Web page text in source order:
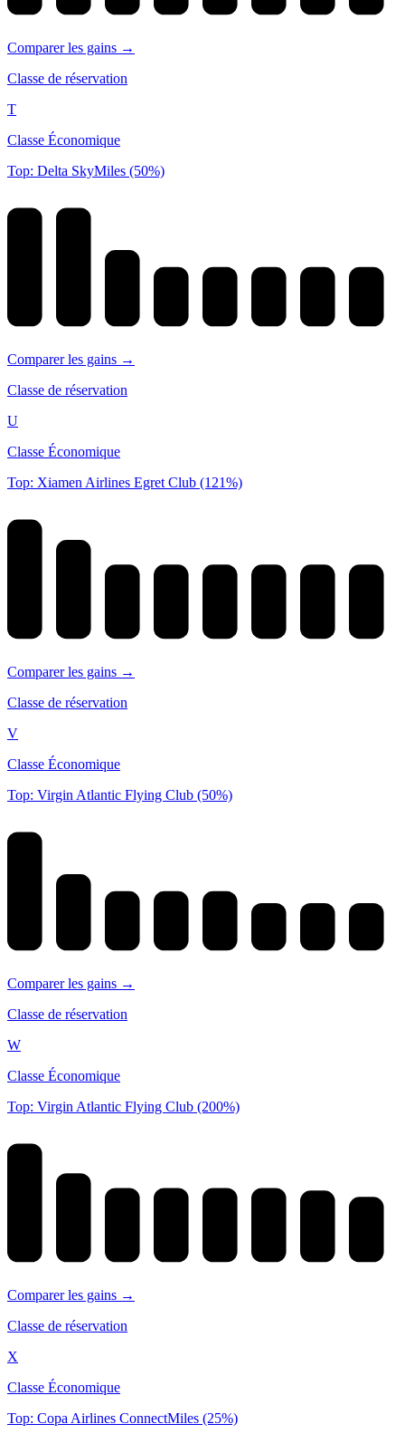
Comparer les gains →
Classe de réservation
T
Classe Économique
Top: Delta SkyMiles (50%)
Comparer les gains →
Classe de réservation
U
Classe Économique
Top: Xiamen Airlines Egret Club (121%)
Comparer les gains →
Classe de réservation
V
Classe Économique
Top: Virgin Atlantic Flying Club (50%)
Comparer les gains →
Classe de réservation
W
Classe Économique
Top: Virgin Atlantic Flying Club (200%)
Comparer les gains →
Classe de réservation
X
Classe Économique
Top: Copa Airlines ConnectMiles (25%)